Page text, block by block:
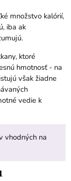
množstvo kalórií,
iba ak
ktoré
hmotnosť - na
však žiadne
vedie k
vhodných na